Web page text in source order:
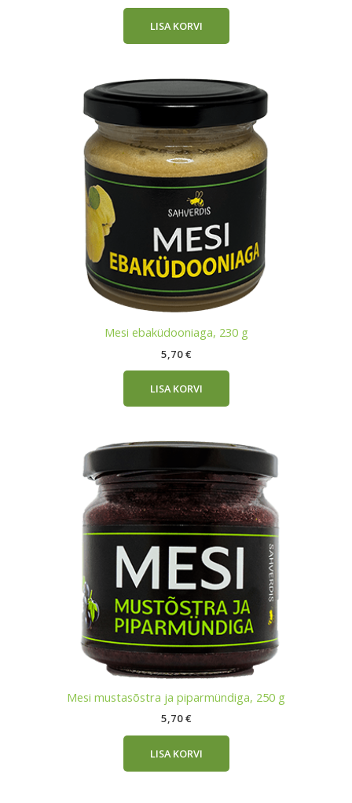
LISA KORVI
Mesi ebaküdooniaga, 230 g
5,70€
LISA KORVI
Mesi mustasõstra ja piparmündiga, 250 g
5,70€
LISA KORVI